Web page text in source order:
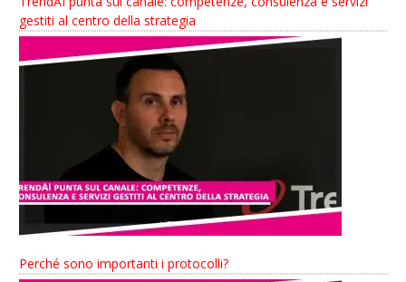
gestiti al centro della strategia
Perché sono importanti i protocolli?